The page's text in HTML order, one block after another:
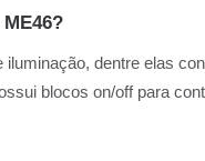
dentre elas
blocos on/off para